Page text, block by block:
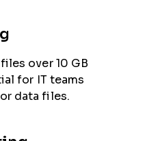
over 10 GB
for IT teams
data files.